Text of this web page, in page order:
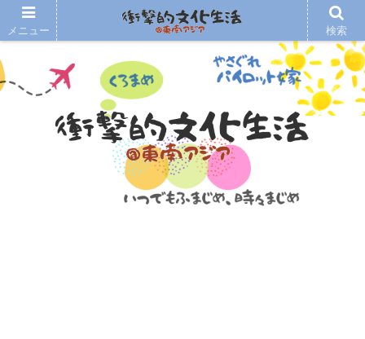
メニュー 検索